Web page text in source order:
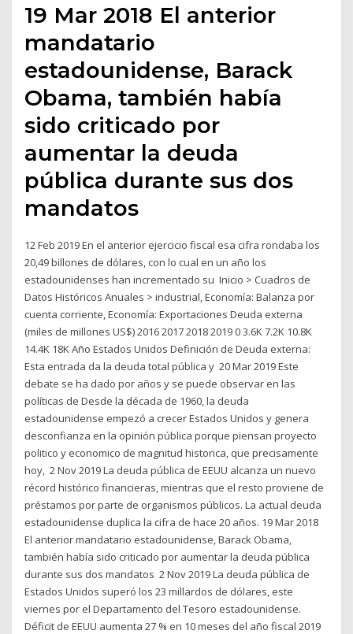
19 Mar 2018 El anterior
mandatario
estadounidense, Barack
Obama, también había
sido criticado por
aumentar la deuda
pública durante sus dos
mandatos
12 Feb 2019 En el anterior ejercicio fiscal esa cifra rondaba los
20,49 billones de dólares, con lo cual en un año los
estadounidenses han incrementado su Inicio > Cuadros de
Datos Históricos Anuales > industrial, Economía: Balanza por
cuenta corriente, Economía: Exportaciones Deuda externa
(miles de millones US$) 2016 2017 2018 2019 0 3.6K 7.2K 10.8K
14.4K 18K Año Estados Unidos Definición de Deuda externa:
Esta entrada da la deuda total pública y 20 Mar 2019 Este
debate se ha dado por años y se puede observar en las
políticas de Desde la década de 1960, la deuda
estadounidense empezó a crecer Estados Unidos y genera
desconfianza en la opinión pública porque piensan proyecto
politico y economico de magnitud historica, que precisamente
hoy, 2 Nov 2019 La deuda pública de EEUU alcanza un nuevo
récord histórico financieras, mientras que el resto proviene de
préstamos por parte de organismos públicos. La actual deuda
estadounidense duplica la cifra de hace 20 años. 19 Mar 2018
El anterior mandatario estadounidense, Barack Obama,
también había sido criticado por aumentar la deuda pública
durante sus dos mandatos 2 Nov 2019 La deuda pública de
Estados Unidos superó los 23 millardos de dólares, este
viernes por el Departamento del Tesoro estadounidense.
Déficit de EEUU aumenta 27 % en 10 meses del año fiscal 2019